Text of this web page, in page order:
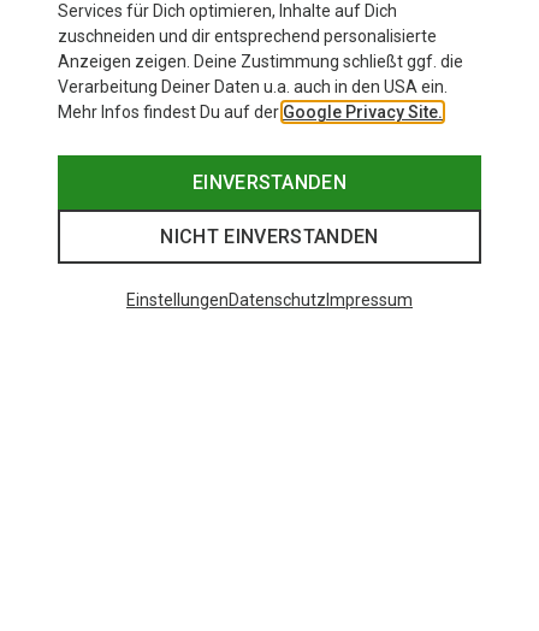
Services für Dich optimieren, Inhalte auf Dich
zuschneiden und dir entsprechend personalisierte
Anzeigen zeigen. Deine Zustimmung schließt ggf. die
Verarbeitung Deiner Daten u.a. auch in den USA ein.
Mehr Infos findest Du auf der Google Privacy Site.
EINVERSTANDEN
NICHT EINVERSTANDEN
EinstellungenDatenschutz Impressum